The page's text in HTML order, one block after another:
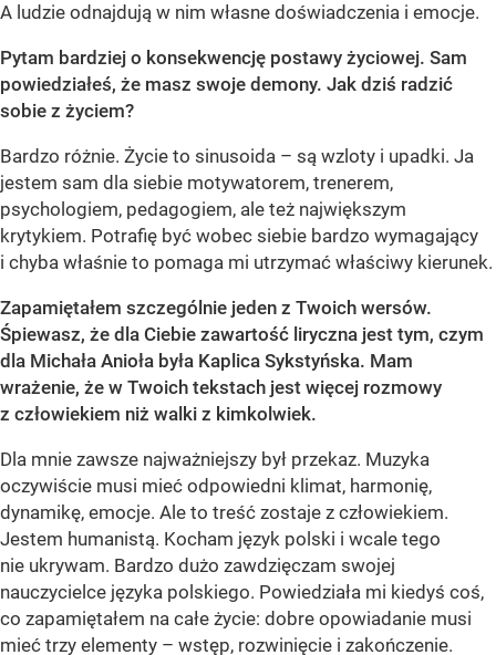
A ludzie odnajdują w nim własne doświadczenia i emocje.
Pytam bardziej o konsekwencję postawy życiowej. Sam
powiedziałeś, że masz swoje demony. Jak dziś radzić
sobie z życiem?
Bardzo różnie. Życie to sinusoida – są wzloty i upadki. Ja
jestem sam dla siebie motywatorem, trenerem,
psychologiem, pedagogiem, ale też największym
krytykiem. Potrafię być wobec siebie bardzo wymagający
i chyba właśnie to pomaga mi utrzymać właściwy kierunek.
Zapamiętałem szczególnie jeden z Twoich wersów.
Śpiewasz, że dla Ciebie zawartość liryczna jest tym, czym
dla Michała Anioła była Kaplica Sykstyńska. Mam
wrażenie, że w Twoich tekstach jest więcej rozmowy
z człowiekiem niż walki z kimkolwiek.
Dla mnie zawsze najważniejszy był przekaz. Muzyka
oczywiście musi mieć odpowiedni klimat, harmonię,
dynamikę, emocje. Ale to treść zostaje z człowiekiem.
Jestem humanistą. Kocham język polski i wcale tego
nie ukrywam. Bardzo dużo zawdzięczam swojej
nauczycielce języka polskiego. Powiedziała mi kiedyś coś,
co zapamiętałem na całe życie: dobre opowiadanie musi
mieć trzy elementy – wstęp, rozwinięcie i zakończenie.